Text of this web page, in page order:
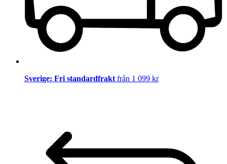
Sverige: Fri standardfrakt från 1 099 kr